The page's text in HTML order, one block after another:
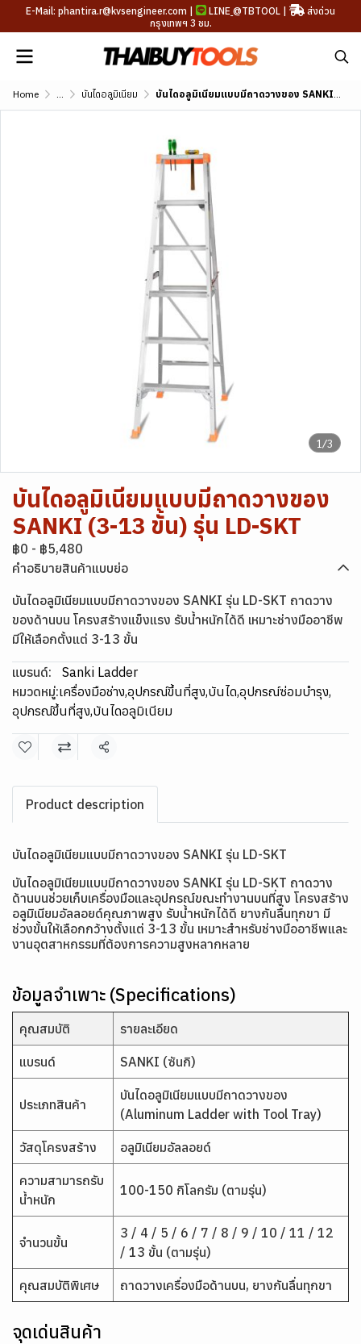
E-Mail: phantira.r@kvsengineer.com | LINE @TBTOOL |
ส่งด่วน
กรุงเทพฯ 3 ชม.
Home ... บันไดอลูมิเนียม บันไดอลูมิเนียมแบบมีถาดวางของ SANKI (3-13 ขั้น) รุ่น LD-SKT
1/3
บันไดอลูมิเนียมแบบมีถาดวางของ
SANKI (3-13 ขั้น) รุ่น LD-SKT
฿0 - ฿5,480
คำอธิบายสินค้าแบบย่อ
บันไดอลูมิเนียมแบบมีถาดวางของ SANKI รุ่น LD-SKT ถาดวาง
ของด้านบน โครงสร้างแข็งแรง รับน้ำหนักได้ดี เหมาะช่างมืออาชีพ
มีให้เลือกตั้งแต่ 3-13 ขั้น
แบรนด์:
Sanki Ladder
หมวดหมู่:เครื่องมือช่าง,อุปกรณ์ขึ้นที่สูง,บันได,อุปกรณ์ซ่อมบำรุง,
อุปกรณ์ขึ้นที่สูง,บันไดอลูมิเนียม
แชร์
Product description
บันไดอลูมิเนียมแบบมีถาดวางของ SANKI รุ่น LD-SKT
บันไดอลูมิเนียมแบบมีถาดวางของ SANKI รุ่น LD-SKT ถาดวาง
ด้านบนช่วยเก็บเครื่องมือและอุปกรณ์ขณะทำงานบนที่สูง โครงสร้าง
อลูมิเนียมอัลลอยด์คุณภาพสูง รับน้ำหนักได้ดี ยางกันลื่นทุกขา มี
ช่วงขั้นให้เลือกกว้างตั้งแต่ 3-13 ขั้น เหมาะสำหรับช่างมืออาชีพและ
งานอุตสาหกรรมที่ต้องการความสูงหลากหลาย
ข้อมูลจำเพาะ (Specifications)
คุณสมบัติ รายละเอียด
แบรนด์ SANKI (ซันกิ)
ประเภทสินค้า
บันไดอลูมิเนียมแบบมีถาดวางของ
(Aluminum Ladder with Tool Tray)
วัสดุโครงสร้าง อลูมิเนียมอัลลอยด์
ความสามารถรับ
น้ำหนัก
100-150 กิโลกรัม (ตามรุ่น)
จำนวนขั้น
3 / 4 / 5 / 6 / 7 / 8 / 9 / 10 / 11 / 12
/ 13 ขั้น (ตามรุ่น)
คุณสมบัติพิเศษ ถาดวางเครื่องมือด้านบน, ยางกันลื่นทุกขา
จุดเด่นสินค้า